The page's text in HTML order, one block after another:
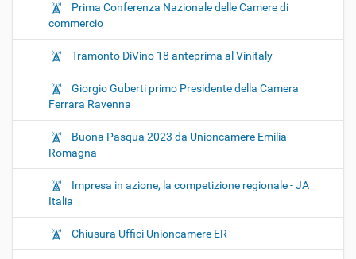
Prima Conferenza Nazionale delle Camere di
commercio
Tramonto DiVino 18 anteprima al Vinitaly
Giorgio Guberti primo Presidente della Camera
Ferrara Ravenna
Buona Pasqua 2023 da Unioncamere Emilia-
Romagna
Impresa in azione, la competizione regionale - JA
Italia
Chiusura Uffici Unioncamere ER